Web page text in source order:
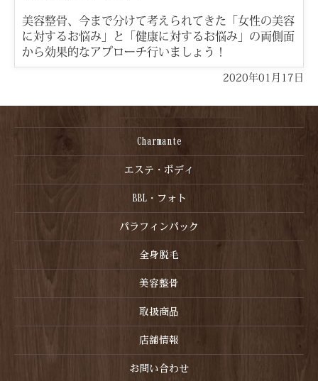
美容整骨、今まで分けて考えられてきた「女性の美容
に対するお悩み」と「健康に対するお悩み」の両側面
から効果的なアプローチ行いましょう！
2020年01月17日
Charmante
エステ・ボディ
BBL・フォト
パラフィンパック
全身脱毛
美容整骨
取扱商品
店舗情報
お問い合わせ